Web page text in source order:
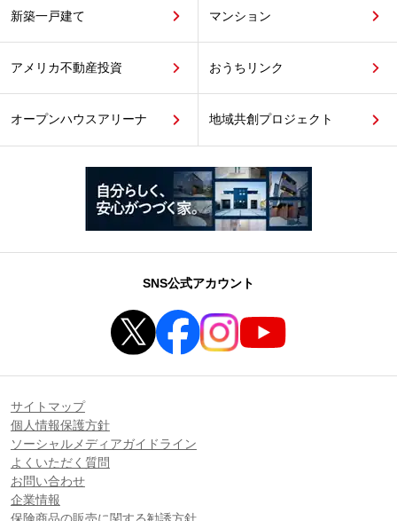
新築一戸建て マンション
アメリカ不動産投資 おうちリンク
オープンハウスアリーナ 地域共創プロジェクト
SNS公式アカウント
サイトマップ
個人情報保護方針
ソーシャルメディアガイドライン
よくいただく質問
お問い合わせ
企業情報